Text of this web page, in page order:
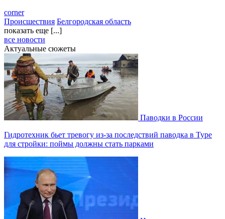
corner
Происшествия Белгородская область
показать еще [...]
все новости
Актуальные сюжеты
Паводки в России
Гидротехник бьет тревогу из-за последствий паводка в Туре
для стройки: поймы должны стать парками